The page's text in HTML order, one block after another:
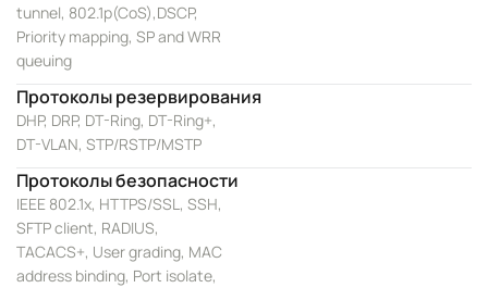
tunnel, 802.1p(CoS),DSCP,
Priority mapping, SP and WRR
queuing
Протоколы резервирования
DHP, DRP, DT-Ring, DT-Ring+,
DT-VLAN, STP/RSTP/MSTP
Протоколы безопасности
IEEE 802.1x, HTTPS/SSL, SSH,
SFTP client, RADIUS,
TACACS+, User grading, MAC
address binding, Port isolate,